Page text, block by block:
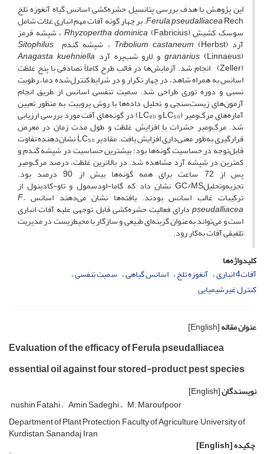
این پژوهش با هدف بررسی پتانسیل حشره‌کشی اسانس گیاه آنغوزه تلخ
Ferula pseudalliaceaRech. بر چهار گونه آفات مهم انباری غلات شامل
سوسک کشیش Rhyzopertha dominica (Fabricius) ، شپشه قرمز
آرد Tribolium castaneum (Herbst) ، شپشه گندم Sitophilus
granarius (Linnaeus) و لارو شب‌پره آرد Anagasta kuehniella
(Zeller) انجام شد. آزمایش‌ها در قالب طرح کاملاً تصادفی با پنج غلظت
اسانس به همراه شاهد، در چهار تکرار و در شرایط کنترل‌شده دما، رطوبت
نسبی و دوره نوری طراحی شد. سمیت تنفسی اسانس از طریق انجام
آزمون‌های زیست‌سنجی و تحلیل داده‌ها با روش پروبیت به منظور تعیین
آماره‌های مرگ‌ومیر (LC₅₀ و LC₉₀) در گونه‌های آفت مورد بررسی ارزیابی
شد. مرگ‌ومیر حشرات با افزایش غلظت و طول مدت زمان در معرض
قرارگیری به‌طور معنی‌داری افزایش یافت. مقادیر LC₅₀ نشان‌دهنده تفاوت
قابل‌توجه در حساسیت گونه‌ها بود؛ بیشترین حساسیت در شپشه گندم و
کمترین در شپشه آرد مشاهده شد. در بالاترین غلظت، درصد مرگ‌ومیر
پس از 72 ساعت برای همه گونه‌ها بیش از 90 درصد بود.
تجزیه‌وتحلیلGC/MS نشان داد که گاما-اودسمول و تاو-کادینول از
ترکیبات غالب اسانس بودند. یافته‌ها نشان می‌دهند اسانس F.
pseudalliaceaدارای فعالیت حشره‌کشی قابل توجهی علیه آفات انباری
است و می‌تواند به‌عنوان گزینه‌ای طبیعی و سازگار با محیط‌زیست در مدیریت
تلفیقی آفات به‌کار رود.
کلیدواژه‌ها
آفات4 انباری
آنغوزه تلخ اسانس گیاهی سمیت تنفسی
کنترل غیرشیمیایی
عنوان مقاله[English]
Evaluation of the efficacy of Ferula pseudalliacea
essential oil against four stored-product pest species
نویسندگان[English]
nushin Fatahi Amin Sadeghi M. Maroufpoor
Department of Plant Protection, Faculty of Agriculture, University of
Kurdistan, Sanandaj, Iran
چکیده[English]